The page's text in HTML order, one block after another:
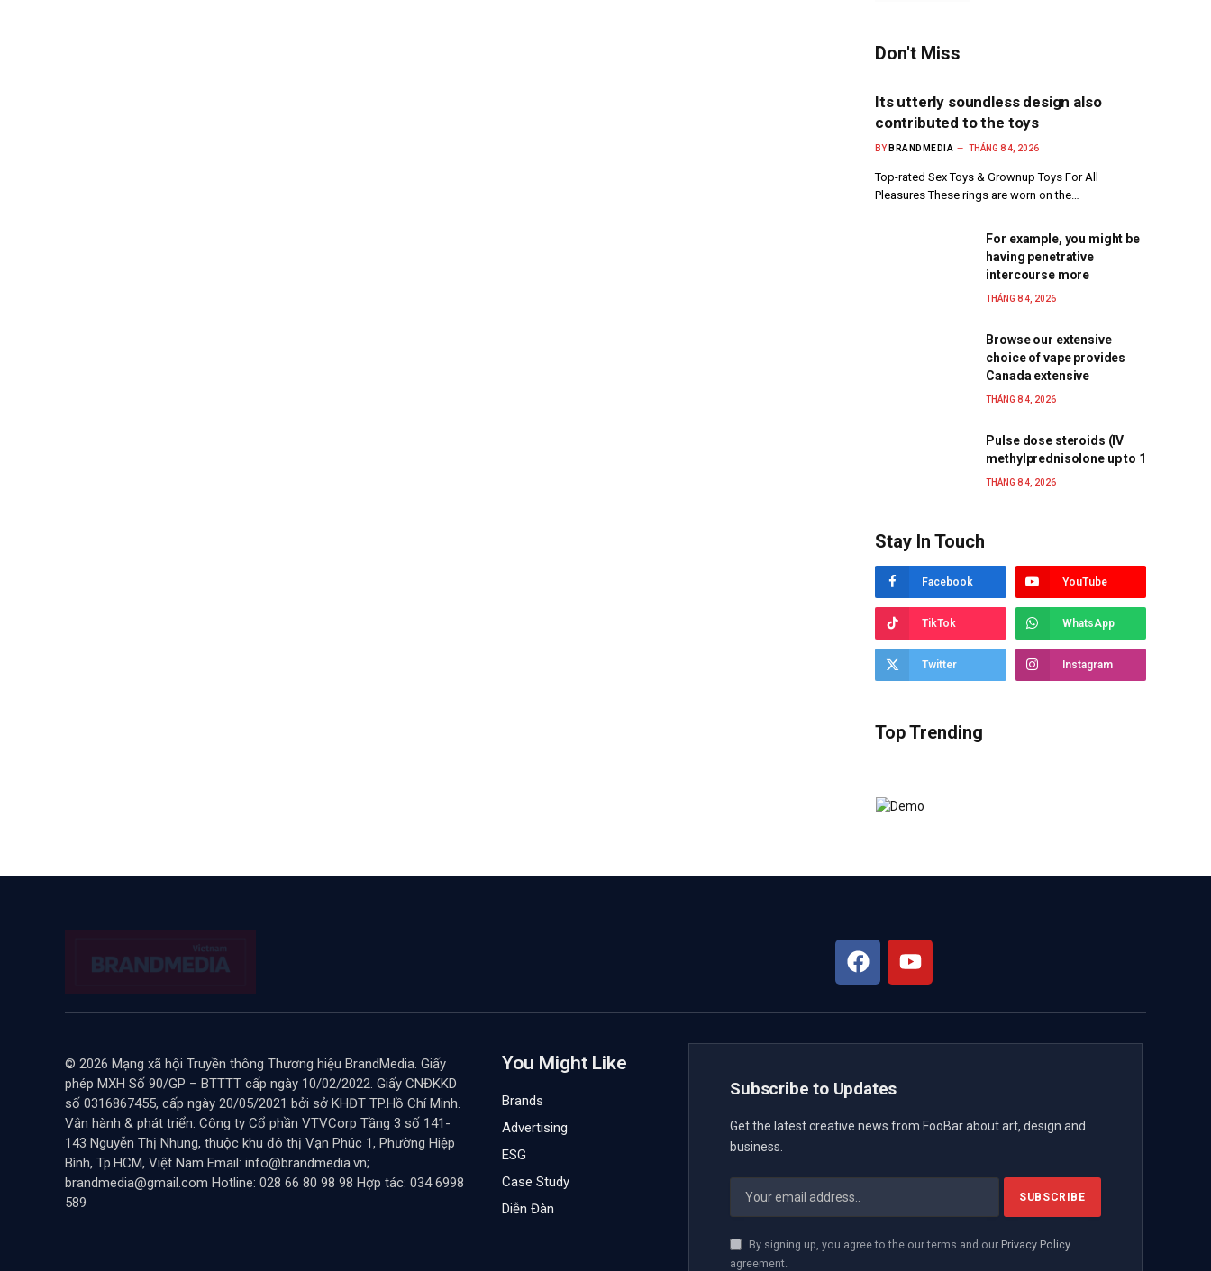
Don't Miss
Its utterly soundless design also
contributed to the toys
BY BRANDMEDIA THÁNG 8 4, 2026
Top-rated Sex Toys & Grownup Toys For All
Pleasures These rings are worn on the…
For example, you might be
having penetrative
intercourse more
THÁNG 8 4, 2026
Browse our extensive
choice of vape provides
Canada extensive
THÁNG 8 4, 2026
Pulse dose steroids (IV
methylprednisolone up to 1
THÁNG 8 4, 2026
Stay In Touch
Facebook YouTube
TikTok WhatsApp
Twitter Instagram
Top Trending
© 2026 Mạng xã hội Truyền thông Thương hiệu BrandMedia. Giấy
phép MXH Số 90/GP – BTTTT cấp ngày 10/02/2022. Giấy CNĐKKD
số 0316867455, cấp ngày 20/05/2021 bởi sở KHĐT TP.Hồ Chí Minh.
Vận hành & phát triển: Công ty Cổ phần VTVCorp Tầng 3 số 141-
143 Nguyễn Thị Nhung, thuộc khu đô thị Vạn Phúc 1, Phường Hiệp
Bình, Tp.HCM, Việt Nam Email: info@brandmedia.vn;
brandmedia@gmail.com Hotline: 028 66 80 98 98 Hợp tác: 034 6998
589
You Might Like
Brands
Advertising
ESG
Case Study
Diễn Đàn
Subscribe to Updates
Get the latest creative news from FooBar about art, design and
business.
By signing up, you agree to the our terms and ourPrivacy Policy
agreement.